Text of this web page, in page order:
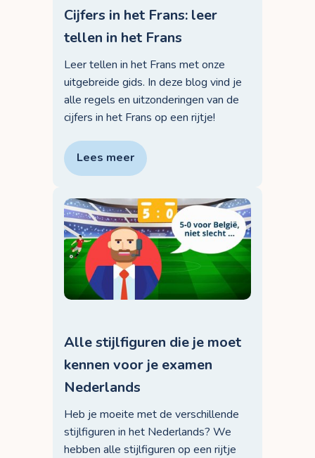
Cijfers in het Frans: leer
tellen in het Frans
Leer tellen in het Frans met onze
uitgebreide gids. In deze blog vind je
alle regels en uitzonderingen van de
cijfers in het Frans op een rijtje!
Lees meer
Alle stijlfiguren die je moet
kennen voor je examen
Nederlands
Heb je moeite met de verschillende
stijlfiguren in het Nederlands? We
hebben alle stijlfiguren op een rijtje